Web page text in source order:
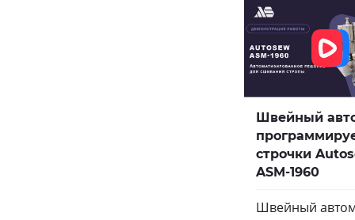
Швейный
строчки
ASM-1960
Швейный